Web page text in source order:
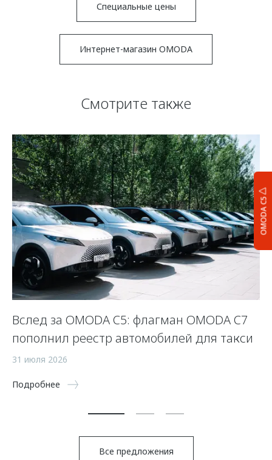
OMODA C5
Специальные цены
Интернет-магазин OMODA
Смотрите также
Вслед за OMODA C5: флагман OMODA C7
пополнил реестр автомобилей для такси
31 июля 2026
Подробнее
Все предложения